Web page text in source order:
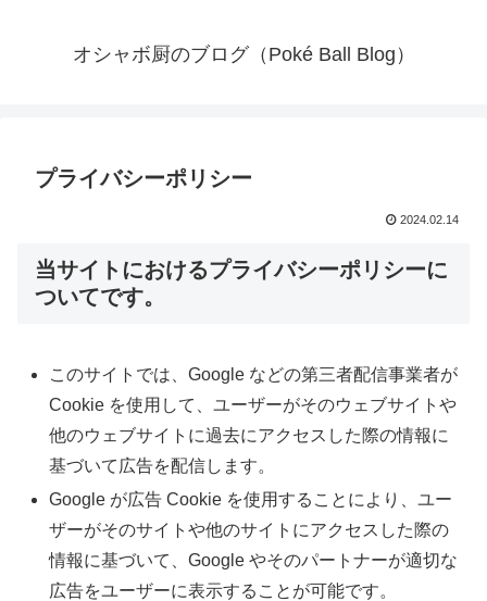
オシャボ厨のブログ（Poké Ball Blog）
プライバシーポリシー
2024.02.14
当サイトにおけるプライバシーポリシーに
ついてです。
このサイトでは、Google などの第三者配信事業者が
Cookie を使用して、ユーザーがそのウェブサイトや
他のウェブサイトに過去にアクセスした際の情報に
基づいて広告を配信します。
Google が広告 Cookie を使用することにより、ユー
ザーがそのサイトや他のサイトにアクセスした際の
情報に基づいて、Google やそのパートナーが適切な
広告をユーザーに表示することが可能です。